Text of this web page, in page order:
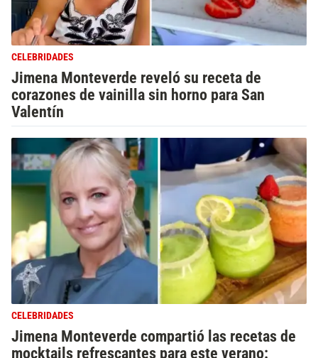
CELEBRIDADES
Jimena Monteverde reveló su receta de
corazones de vainilla sin horno para San
Valentín
CELEBRIDADES
Jimena Monteverde compartió las recetas de
mocktails refrescantes para este verano: